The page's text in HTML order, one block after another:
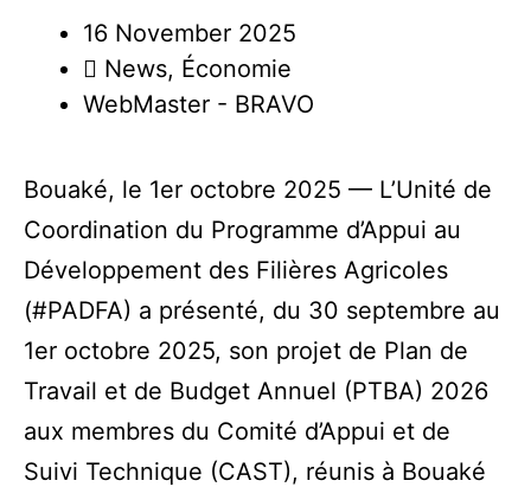
16 November 2025
News, Économie
WebMaster - BRAVO
Bouaké, le 1er octobre 2025 — L’Unité de
Coordination du Programme d’Appui au
Développement des Filières Agricoles
(#PADFA) a présenté, du 30 septembre au
1er octobre 2025, son projet de Plan de
Travail et de Budget Annuel (PTBA) 2026
aux membres du Comité d’Appui et de
Suivi Technique (CAST), réunis à Bouaké